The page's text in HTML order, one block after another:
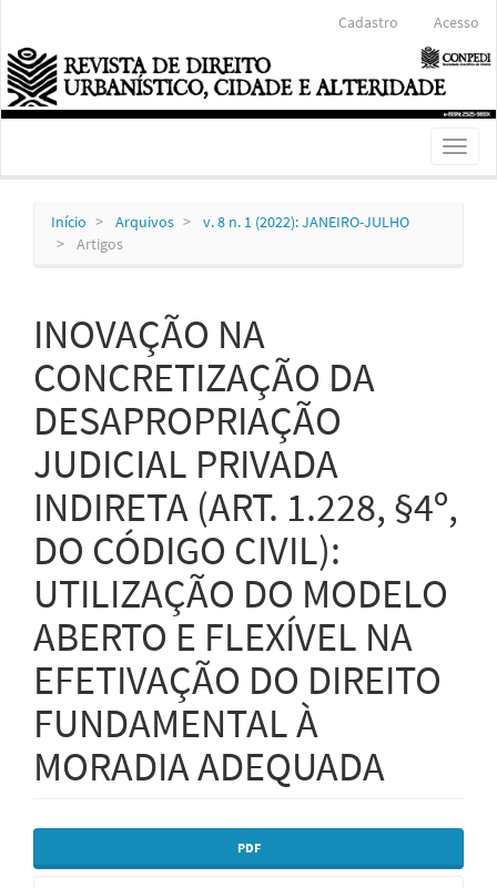
Conteúdo
principal
Barra
Lateral
Cadastro Acesso
Toggle
Início Arquivos
v. 8 n. 1 (2022): JANEIRO-JULHO
Artigos
INOVAÇÃO NA
CONCRETIZAÇÃO DA
DESAPROPRIAÇÃO
JUDICIAL PRIVADA
INDIRETA (ART. 1.228, §4º,
DO CÓDIGO CIVIL):
UTILIZAÇÃO DO MODELO
ABERTO E FLEXÍVEL NA
EFETIVAÇÃO DO DIREITO
FUNDAMENTAL À
MORADIA ADEQUADA
Barra
PDF